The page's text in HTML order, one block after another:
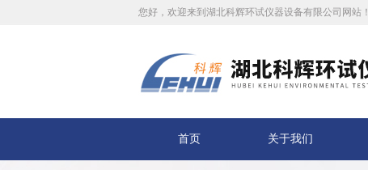
您好，欢迎来到湖北科辉环试仪器设备有限公司网站！
首页 关于我们